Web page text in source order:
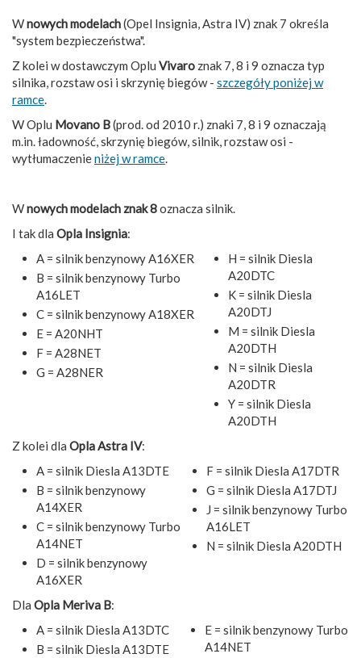
Wnowych modelach(Opel Insignia, Astra IV) znak 7 określa
"system bezpieczeństwa".
Z kolei w dostawczym Oplu Vivaro znak 7, 8 i 9 oznacza typ
silnika, rozstaw osi i skrzynię biegów - szczegóły poniżej w
ramce.
W Oplu Movano B(prod. od 2010 r.) znaki 7, 8 i 9 oznaczają
m.in. ładowność, skrzynię biegów, silnik, rozstaw osi -
wytłumaczenieniżej w ramce.
Wnowych modelach znak 8oznacza silnik.
I tak dla Opla Insignia:
A = silnik benzynowy A16XER
B = silnik benzynowy Turbo
A16LET
C = silnik benzynowy A18XER
E = A20NHT
F = A28NET
G = A28NER
H = silnik Diesla
A20DTC
K = silnik Diesla
A20DTJ
M = silnik Diesla
A20DTH
N = silnik Diesla
A20DTR
Y = silnik Diesla
A20DTH
Z kolei dla Opla Astra IV:
A = silnik Diesla A13DTE
B = silnik benzynowy
A14XER
C = silnik benzynowy Turbo
A14NET
D = silnik benzynowy
A16XER
F = silnik Diesla A17DTR
G = silnik Diesla A17DTJ
J = silnik benzynowy Turbo
A16LET
N = silnik Diesla A20DTH
Dla Opla Meriva B:
A = silnik Diesla A13DTC
B = silnik Diesla A13DTE
E = silnik benzynowy Turbo
A14NET